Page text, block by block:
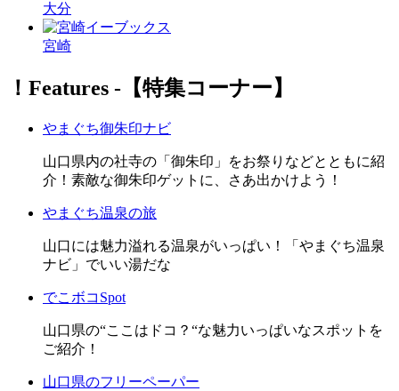
大分
宮崎
！Features ‐【特集コーナー】
やまぐち御朱印ナビ
山口県内の社寺の「御朱印」をお祭りなどとともに紹
介！素敵な御朱印ゲットに、さあ出かけよう！
やまぐち温泉の旅
山口には魅力溢れる温泉がいっぱい！「やまぐち温泉
ナビ」でいい湯だな
でこボコSpot
山口県の“ここはドコ？“な魅力いっぱいなスポットを
ご紹介！
山口県のフリーペーパー